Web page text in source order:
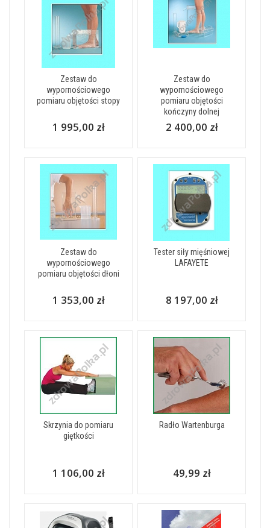
Zestaw do
wypornościowego
pomiaru objętości stopy
1 995,00 zł
Zestaw do
wypornościowego
pomiaru objętości
kończyny dolnej
2 400,00 zł
Zestaw do
wypornościowego
pomiaru objętości dłoni
1 353,00 zł
Tester siły mięśniowej
LAFAYETE
8 197,00 zł
Skrzynia do pomiaru
giętkości
1 106,00 zł
Radło Wartenburga
49,99 zł